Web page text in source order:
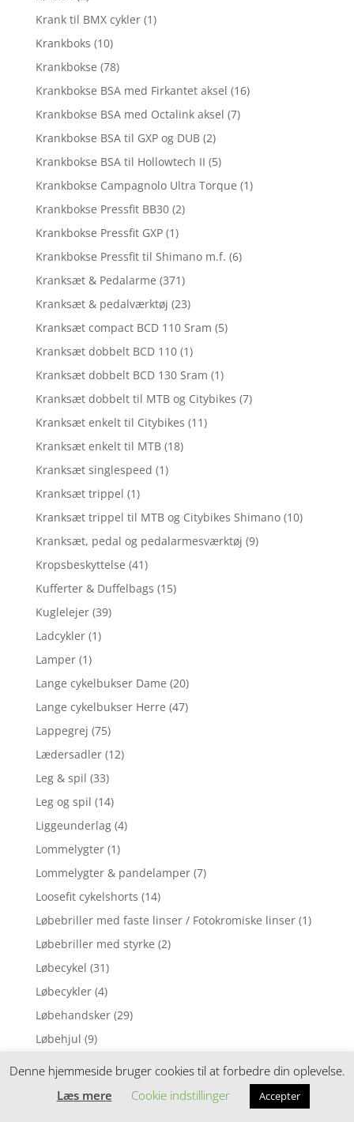
Krank til BMX cykler (1)
Krankboks (10)
Krankbokse (78)
Krankbokse BSA med Firkantet aksel (16)
Krankbokse BSA med Octalink aksel (7)
Krankbokse BSA til GXP og DUB (2)
Krankbokse BSA til Hollowtech II (5)
Krankbokse Campagnolo Ultra Torque (1)
Krankbokse Pressfit BB30 (2)
Krankbokse Pressfit GXP (1)
Krankbokse Pressfit til Shimano m.f. (6)
Kranksæt & Pedalarme (371)
Kranksæt & pedalværktøj (23)
Kranksæt compact BCD 110 Sram (5)
Kranksæt dobbelt BCD 110 (1)
Kranksæt dobbelt BCD 130 Sram (1)
Kranksæt dobbelt til MTB og Citybikes (7)
Kranksæt enkelt til Citybikes (11)
Kranksæt enkelt til MTB (18)
Kranksæt singlespeed (1)
Kranksæt trippel (1)
Kranksæt trippel til MTB og Citybikes Shimano (10)
Kranksæt, pedal og pedalarmesværktøj (9)
Kropsbeskyttelse (41)
Kufferter & Duffelbags (15)
Kuglelejer (39)
Ladcykler (1)
Lamper (1)
Lange cykelbukser Dame (20)
Lange cykelbukser Herre (47)
Lappegrej (75)
Lædersadler (12)
Leg & spil (33)
Leg og spil (14)
Liggeunderlag (4)
Lommelygter (1)
Lommelygter & pandelamper (7)
Loosefit cykelshorts (14)
Løbebriller med faste linser / Fotokromiske linser (1)
Løbebriller med styrke (2)
Løbecykel (31)
Løbecykler (4)
Løbehandsker (29)
Løbehjul (9)
Løbehjul til børn
Denne hjemmeside bruger cookies til at forbedre din oplevelse.
Læs mere
Cookie indstillinger Accepter